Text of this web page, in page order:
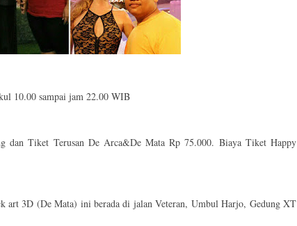
10.00 sampai jam 22.00 WIB
dan Tiket Terusan De Arca&De Mata Rp 75.000. Biaya Tiket Happy
art 3D (De Mata) ini berada di jalan Veteran, Umbul Harjo, Gedung XT